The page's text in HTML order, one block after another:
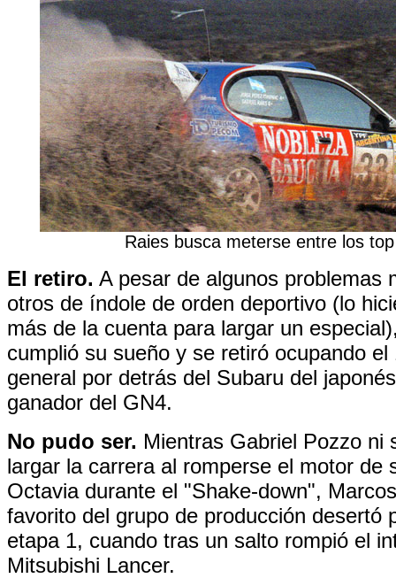
Raies busca meterse entre los
El retiro. A pesar de algunos problemas
otros de índole de orden deportivo (lo
más de la cuenta para largar un
cumplió su sueño y se retiró ocupando el
general por detrás del Subaru del
ganador del GN4.
No pudo ser. Mientras Gabriel Pozzo ni
largar la carrera al romperse el motor de
Octavia durante el "Shake-down",
favorito del grupo de producción desertó
etapa 1, cuando tras un salto rompió el
Mitsubishi Lancer.